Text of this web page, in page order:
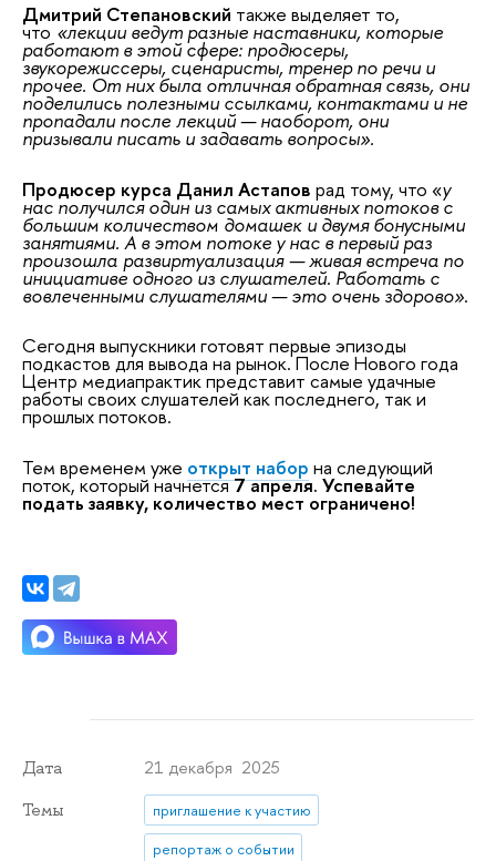
Дмитрий Степановский также выделяет то,
что «лекции ведут разные наставники, которые
работают в этой сфере: продюсеры,
звукорежиссеры, сценаристы, тренер по речи и
прочее. От них была отличная обратная связь, они
поделились полезными ссылками, контактами и не
пропадали после лекций — наоборот, они
призывали писать и задавать вопросы».
Продюсер курса Данил Астапов рад тому, что «у
нас получился один из самых активных потоков с
большим количеством домашек и двумя бонусными
занятиями. А в этом потоке у нас в первый раз
произошла развиртуализация — живая встреча по
инициативе одного из слушателей. Работать с
вовлеченными слушателями — это очень здорово».
Сегодня выпускники готовят первые эпизоды
подкастов для вывода на рынок. После Нового года
Центр медиапрактикпредставит самые удачные
работы своих слушателейкак последнего, так и
прошлых потоков.
Тем временем уже открыт набор на следующий
поток, который начнется7 апреля. Успевайте
подать заявку, количество мест ограничено!
Дата 21 декабря 2025
Темы
приглашение к участию
репортаж о событии